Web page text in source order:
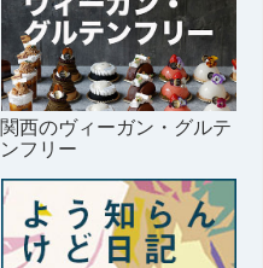
関西のヴィーガン・グルテ
ンフリー